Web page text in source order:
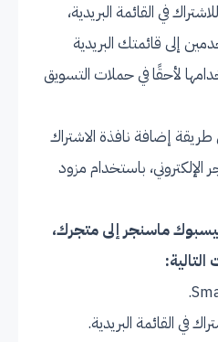
في القائمة البريدية،
إلى قائمتك البريدية
لأحقًا في حملات التسويق
إضافة نافذة الاشتراك
الإلكتروني، باستخدام مزود
ماسنجر إلى متجرك،
في القائمة البريدية.